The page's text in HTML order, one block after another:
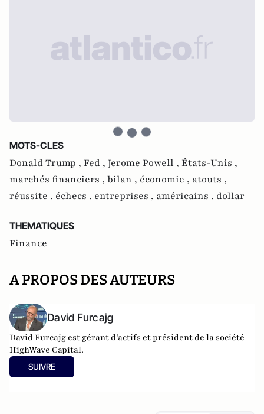
MOTS-CLES
Donald Trump , Fed , Jerome Powell , États-Unis ,
marchés financiers , bilan , économie , atouts ,
réussite , échecs , entreprises , américains , dollar
THEMATIQUES
Finance
A PROPOS DES AUTEURS
David Furcajg
David Furcajg est gérant d’actifs et président de la société
HighWave Capital.
SUIVRE